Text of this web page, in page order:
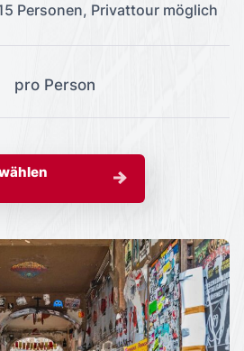
Personen, Privattour möglich
pro Person